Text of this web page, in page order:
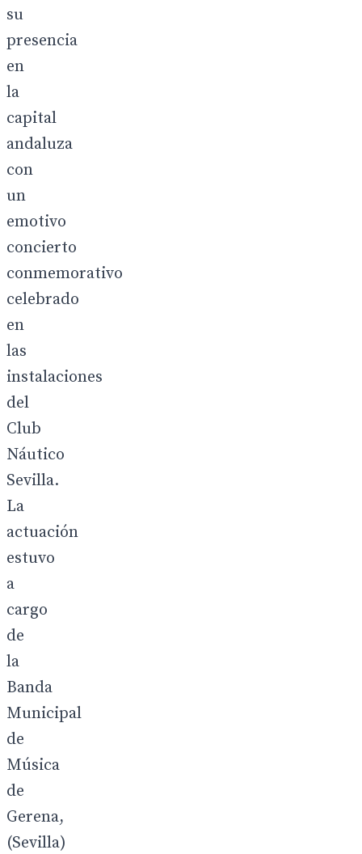
su
presencia
en
la
capital
andaluza
con
un
emotivo
concierto
conmemorativo
celebrado
en
las
instalaciones
del
Club
Náutico
Sevilla.
La
actuación
estuvo
a
cargo
de
la
Banda
Municipal
de
Música
de
Gerena,
(Sevilla)